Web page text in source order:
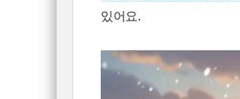
있어요.